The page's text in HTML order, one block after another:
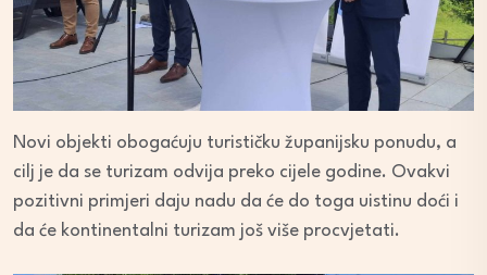
Novi objekti obogaćuju turističku županijsku ponudu, a
cilj je da se turizam odvija preko cijele godine. Ovakvi
pozitivni primjeri daju nadu da će do toga uistinu doći i
da će kontinentalni turizam još više procvjetati.